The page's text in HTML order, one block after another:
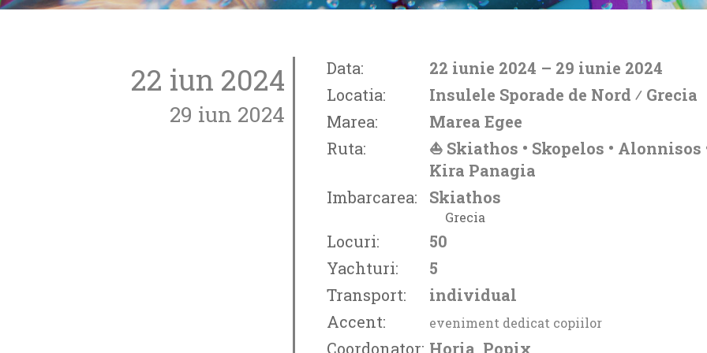
22 iun 2024
29 iun 2024
Data: 22 iunie 2024 – 29 iunie 2024
Locatia:
Insulele Sporade de Nord ⁄ Grecia
Marea:
Marea Egee
Ruta:
⛵ Skiathos • Skopelos • Alonnisos
Kira Panagia
Imbarcarea:
Skiathos
Grecia
Locuri:
50
Yachturi:
5
Transport:
individual
Accent:
eveniment dedicat copiilor
Coordonator: Horia, Popix